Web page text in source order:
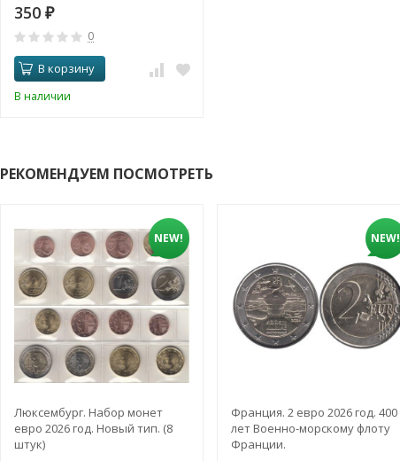
350 ₽
0
В корзину
В наличии
РЕКОМЕНДУЕМ ПОСМОТРЕТЬ
NEW!
Люксембург. Набор монет
евро 2026 год. Новый тип. (8
штук)
NEW!
Франция. 2 евро 2026 год. 400
лет Военно-морскому флоту
Франции.